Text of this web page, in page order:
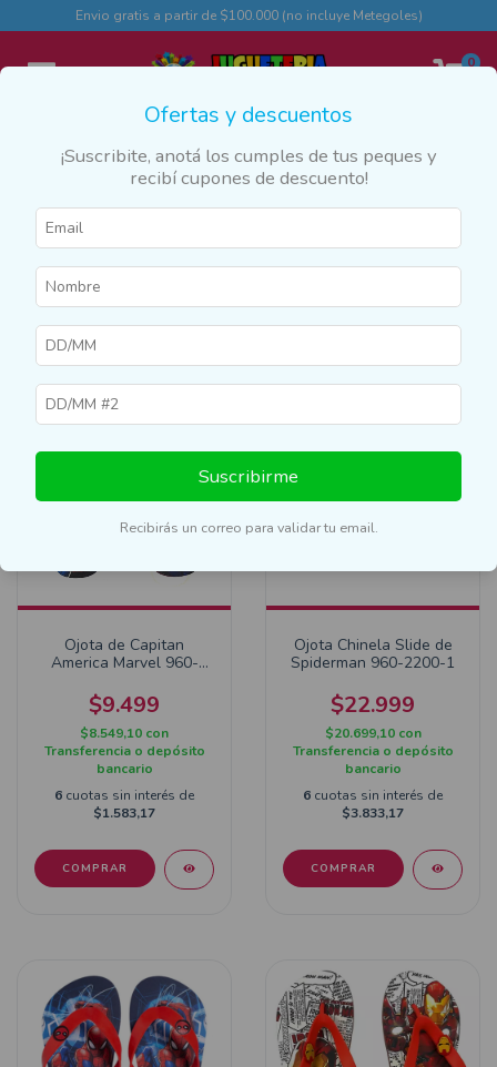
Envio gratis a partir de $100.000 (no incluye Metegoles)
0
Ojotas
Filtrar
Ojota de Capitan
America Marvel 960-
$9.499
$8.549,10 con
Transferencia o depósito
bancario
6 cuotas sin interés de
$1.583,17
COMPRAR
Ojota Chinela Slide de
Spiderman 960-2200-1
$22.999
$20.699,10 con
Transferencia o depósito
bancario
6 cuotas sin interés de
$3.833,17
COMPRAR
Ofertas y descuentos
¡Suscribite, anotá los cumples de tus peques y
recibí cupones de descuento!
Suscribirme
Recibirás un correo para validar tu email.